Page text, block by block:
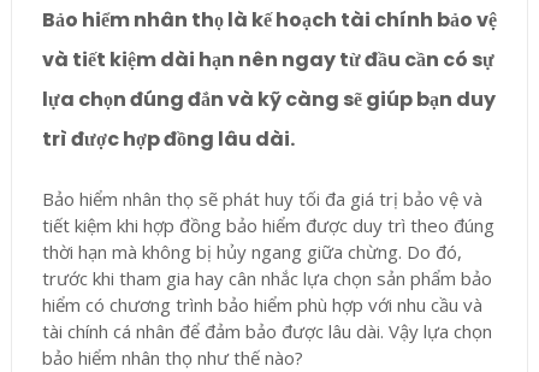
Bảo hiểm nhân thọ là kế hoạch tài chính bảo vệ
và tiết kiệm dài hạn nên ngay từ đầu cần có sự
lựa chọn đúng đắn và kỹ càng sẽ giúp bạn duy
trì được hợp đồng lâu dài.
Bảo hiểm nhân thọ sẽ phát huy tối đa giá trị bảo vệ và
tiết kiệm khi hợp đồng bảo hiểm được duy trì theo đúng
thời hạn mà không bị hủy ngang giữa chừng. Do đó,
trước khi tham gia hay cân nhắc lựa chọn sản phẩm bảo
hiểm có chương trình bảo hiểm phù hợp với nhu cầu và
tài chính cá nhân để đảm bảo được lâu dài. Vậy lựa chọn
bảo hiểm nhân thọ như thế nào?